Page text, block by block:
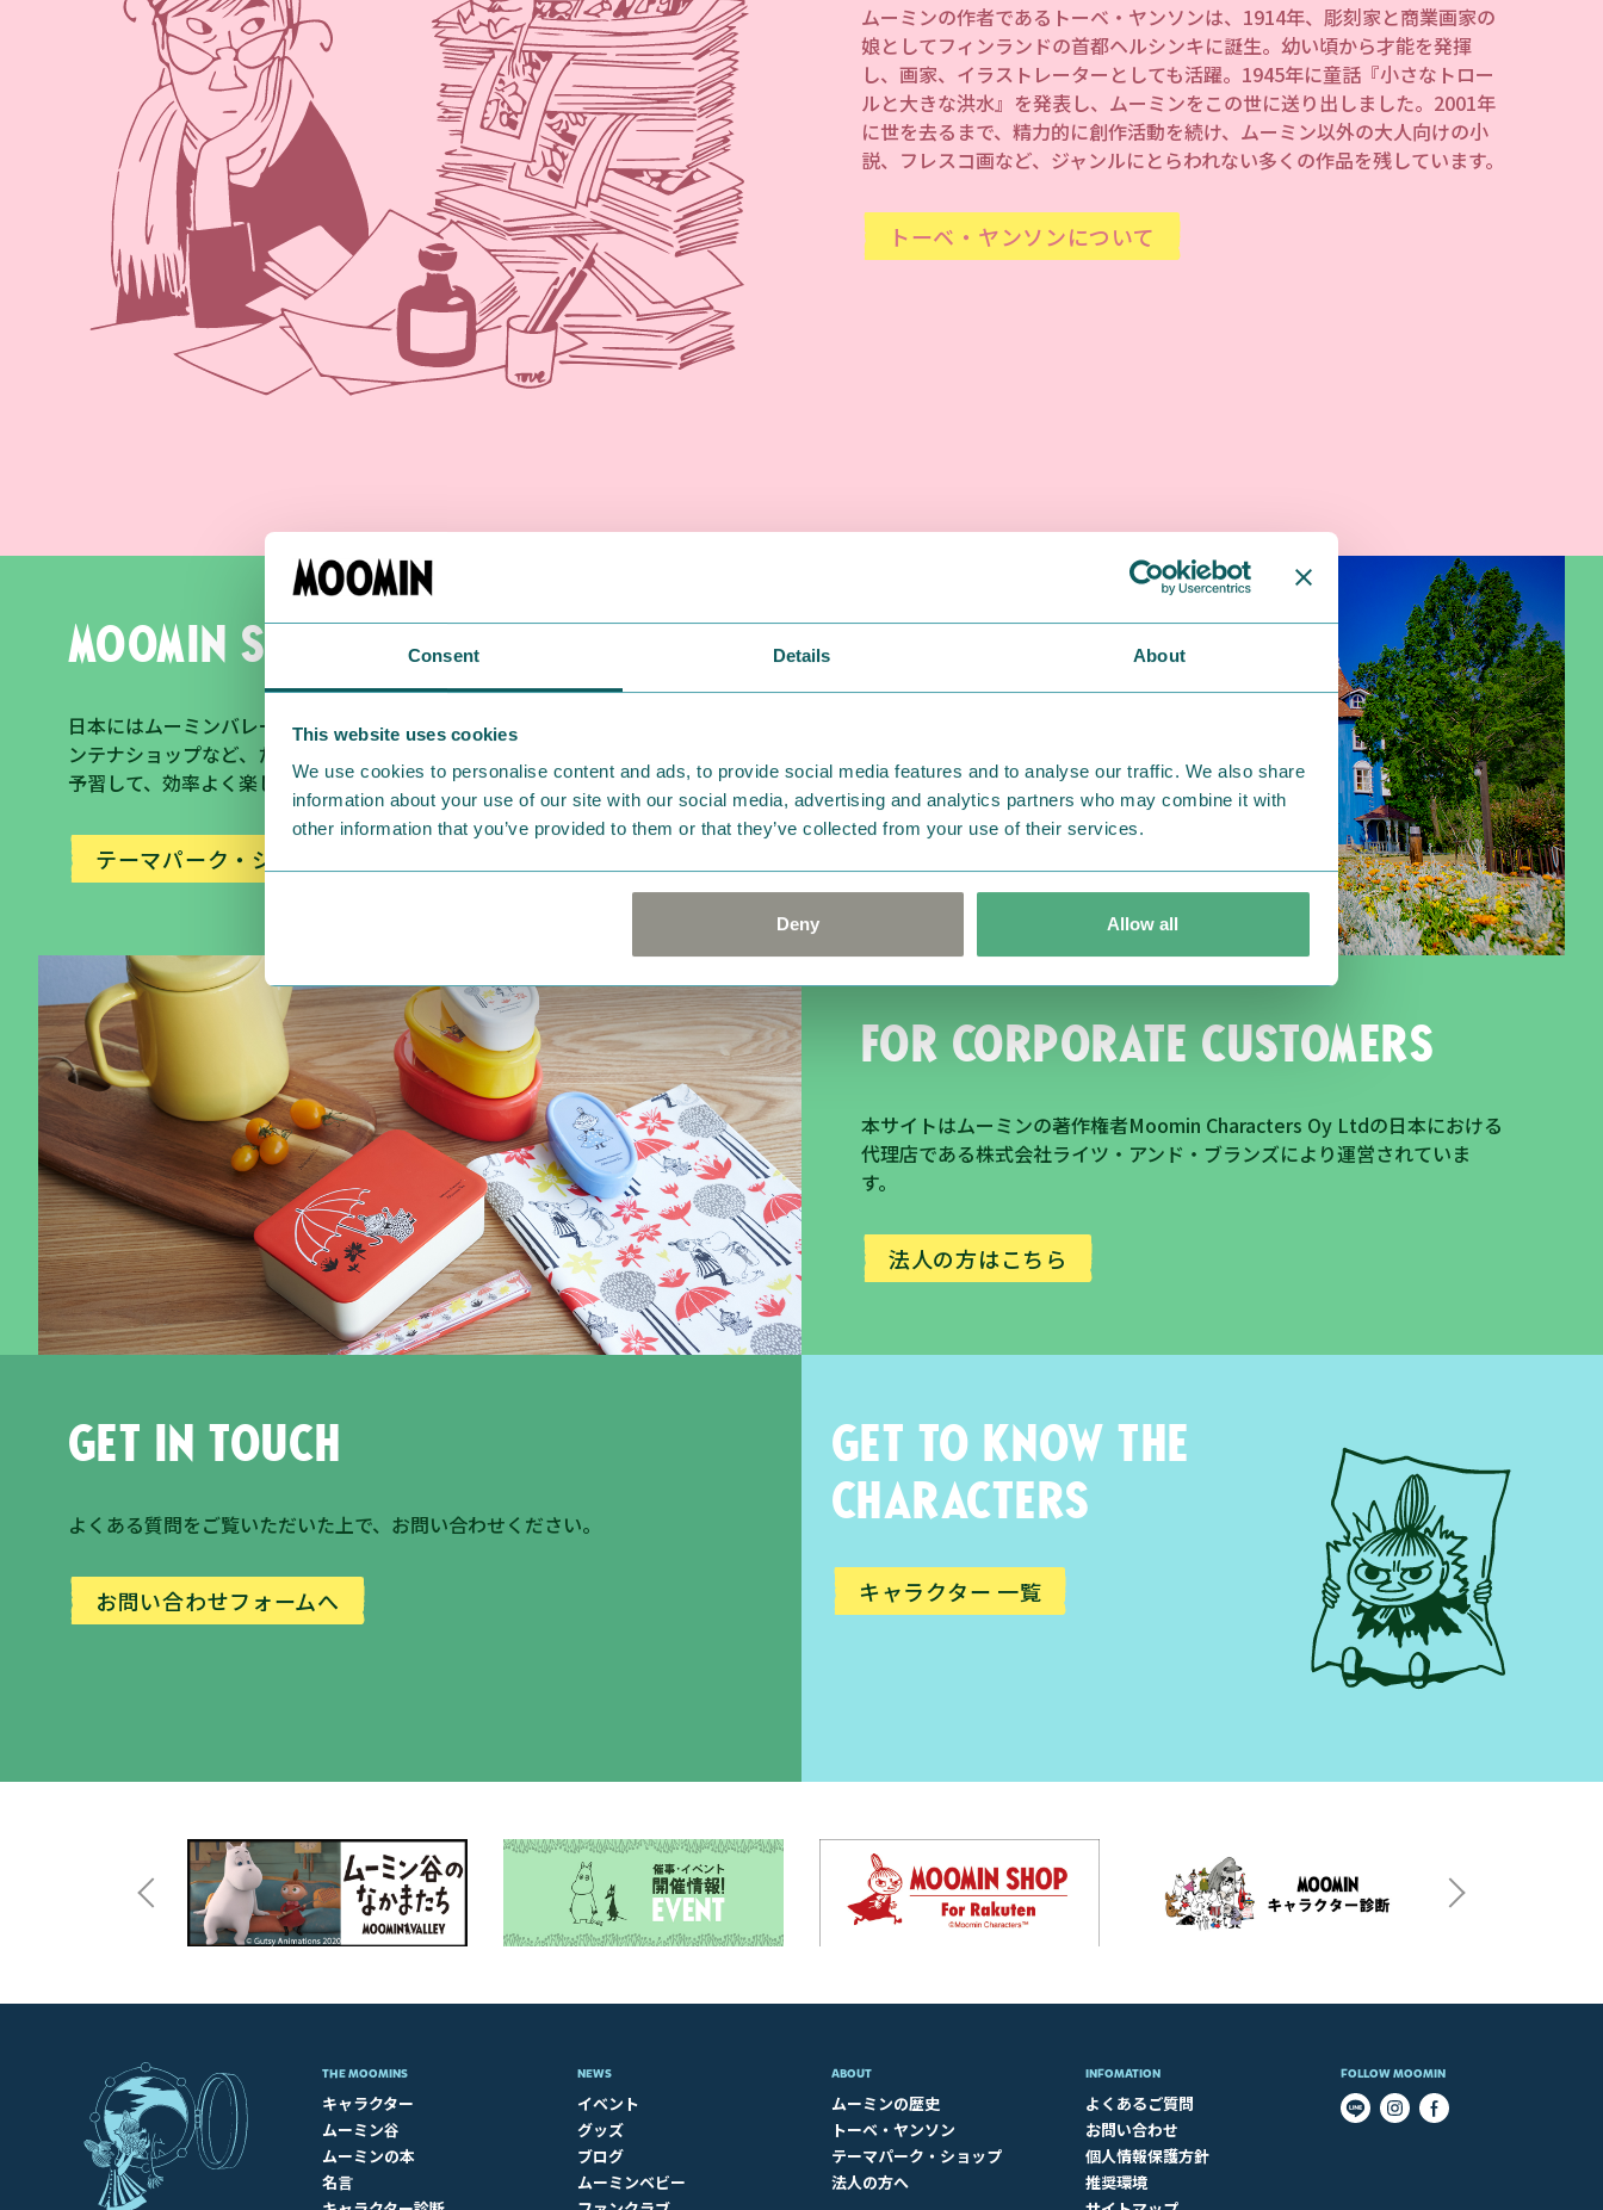
Consent Details About
This website uses cookies
We use cookies to personalise content and ads, to provide social media features and to analyse our traffic. We also share
information about your use of our site with our social media, advertising and analytics partners who may combine it with
other information that you’ve provided to them or that they’ve collected from your use of their services.
Deny Allow all
ムーミンの作者であるトーベ・ヤンソンは、1914年、彫刻家と商業画家の
娘としてフィンランドの首都ヘルシンキに誕生。幼い頃から才能を発揮
し、画家、イラストレーターとしても活躍。1945年に童話『小さなトロー
ルと大きな洪水』を発表し、ムーミンをこの世に送り出しました。2001年
に世を去るまで、精力的に創作活動を続け、ムーミン以外の大人向けの小
説、フレスコ画など、ジャンルにとらわれない多くの作品を残しています。
トーベ・ヤンソンについて
Moomin Spots
日本にはムーミンバレーパーク、ムーミンカフェ、ムーミンショップ、通販ア
ンテナショップなど、たくさんのムーミンスポットがあります。公式サイトで
予習して、効率よく楽しみましょう！
テーマパーク・ショップ・カフェ
For corporate customers
本サイトはムーミンの著作権者Moomin Characters Oy Ltdの日本における
代理店である株式会社ライツ・アンド・ブランズにより運営されていま
す。
法人の方はこちら
Get in touch
よくある質問をご覧いただいた上で、お問い合わせください。
お問い合わせフォームへ
Get to know the
characters
キャラクター 一覧​
THE MOOMINS
キャラクター
ムーミン谷
ムーミンの本
名言
NEWS
イベント
グッズ
ブログ
ムーミンベビー
ABOUT​
ムーミンの歴史
トーベ・ヤンソン
テーマパーク・ショップ
法人の方へ
INFOMATION
よくあるご質問
お問い合わせ
個人情報保護方針
推奨環境
FOLLOW MOOMIN